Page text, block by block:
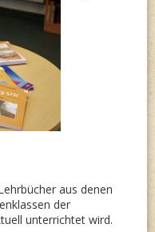
aus denen
der
unterrichtet wird.